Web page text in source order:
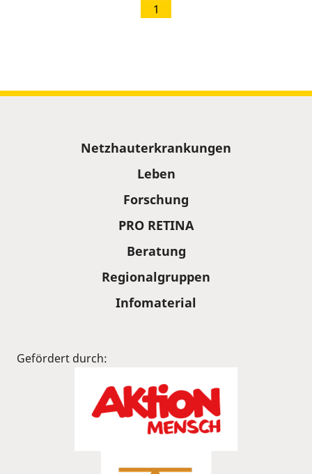
1
Netzhauterkrankungen
Leben
Forschung
PRO RETINA
Beratung
Regionalgruppen
Infomaterial
Gefördert durch: